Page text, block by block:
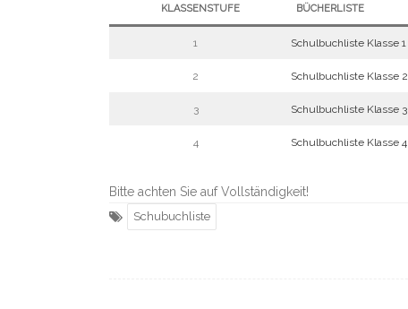
KLASSENSTUFE BÜCHERLISTE
1 Schulbuchliste Klasse 1
2 Schulbuchliste Klasse 2
3 Schulbuchliste Klasse 3
4 Schulbuchliste Klasse 4
Bitte achten Sie auf Vollständigkeit!
Schubuchliste